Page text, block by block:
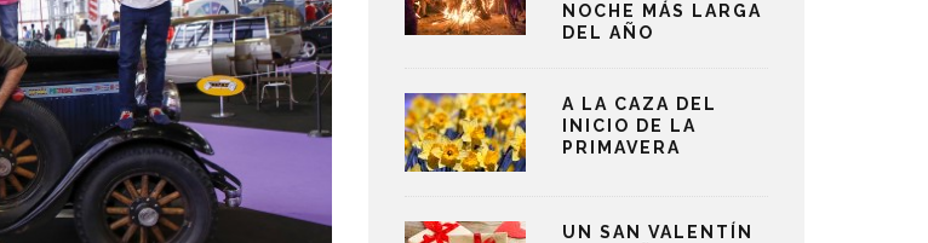
NOCHE MÁS LARGA
DEL AÑO
A LA CAZA DEL
INICIO DE LA
PRIMAVERA
UN SAN VALENTÍN